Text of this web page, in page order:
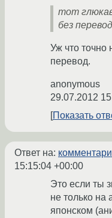
тот
без
Уж что точно
перевод.
anonymous
29.07.2012
Показать
Ответ на:
15:15:04 +00:00
Это если ты
не только на
японском